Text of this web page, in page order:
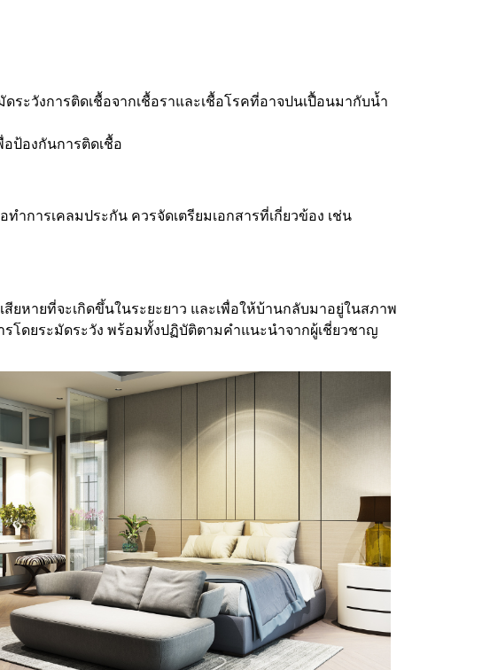
ระวังการติดเชื้อจากเชื้อราและเชื้อโรคที่อาจปนเปื้อนมากับน้ำ
ป้องกันการติดเชื้อ
ารเคลมประกัน ควรจัดเตรียมเอกสารที่เกี่ยวข้อง เช่น
หายที่จะเกิดขึ้นในระยะยาว และเพื่อให้บ้านกลับมาอยู่ในสภาพ
โดยระมัดระวัง พร้อมทั้งปฏิบัติตามคำแนะนำจากผู้เชี่ยวชาญ